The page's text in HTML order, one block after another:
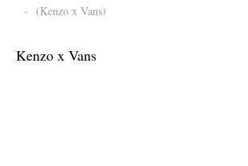
- (Kenzo x Vans)
Kenzo x Vans